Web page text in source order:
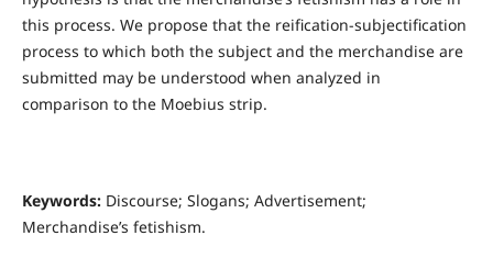
this process. We propose that the reification-subjectification
process to which both the subject and the merchandise are
submitted may be understood when analyzed in
comparison to the Moebius strip.
Keywords:Discourse; Slogans; Advertisement;
Merchandise’s fetishism.